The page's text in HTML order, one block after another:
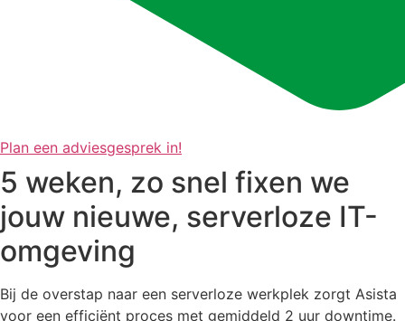
Plan een adviesgesprek in!
5 weken, zo snel fixen we
jouw nieuwe, serverloze IT-
omgeving
Bij de overstap naar een serverloze werkplek zorgt Asista
voor een efficiënt proces met gemiddeld 2 uur downtime.